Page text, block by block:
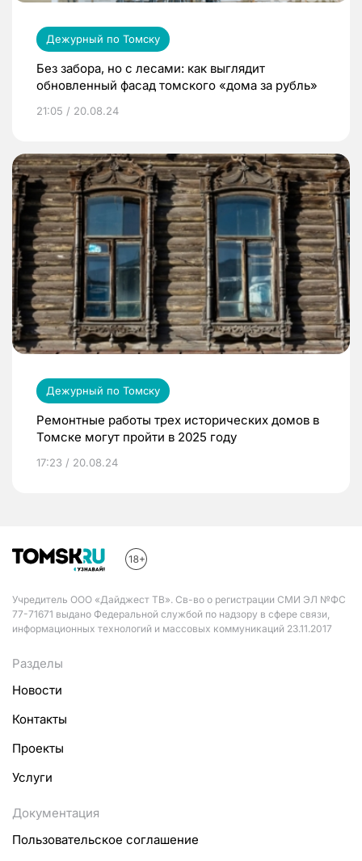
Дежурный по Томску
Без забора, но с лесами: как выглядит
обновленный фасад томского «дома за рубль»
21:05 / 20.08.24
Дежурный по Томску
Ремонтные работы трех исторических домов в
Томске могут пройти в 2025 году
17:23 / 20.08.24
Учредитель ООО «Дайджест ТВ». Св-во о регистрации СМИ ЭЛ №ФС
77-71671 выдано Федеральной службой по надзору в сфере связи,
информационных технологий и массовых коммуникаций 23.11.2017
Разделы
Новости
Контакты
Проекты
Услуги
Документация
Пользовательское соглашение